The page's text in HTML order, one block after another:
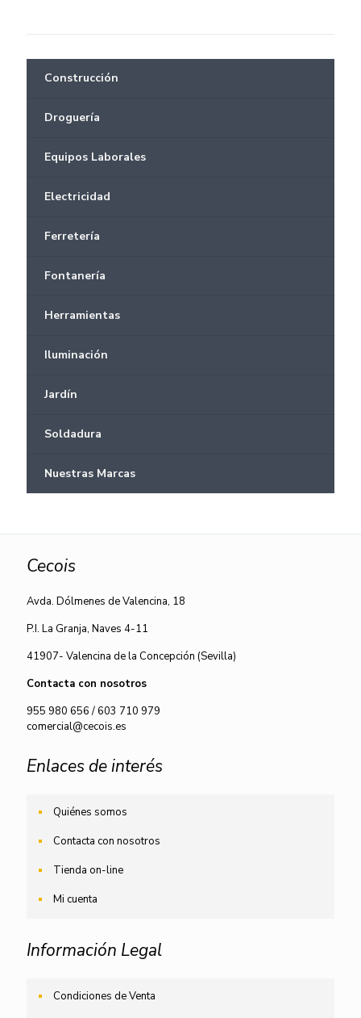
Construcción
Droguería
Equipos Laborales
Electricidad
Ferretería
Fontanería
Herramientas
Iluminación
Jardín
Soldadura
Nuestras Marcas
Cecois
Avda. Dólmenes de Valencina, 18
P.I. La Granja, Naves 4-11
41907- Valencina de la Concepción (Sevilla)
Contacta con nosotros
955 980 656/603 710 979
comercial@cecois.es
Enlaces de interés
Quiénes somos
Contacta con nosotros
Tienda on-line
Mi cuenta
Información Legal
Condiciones de Venta